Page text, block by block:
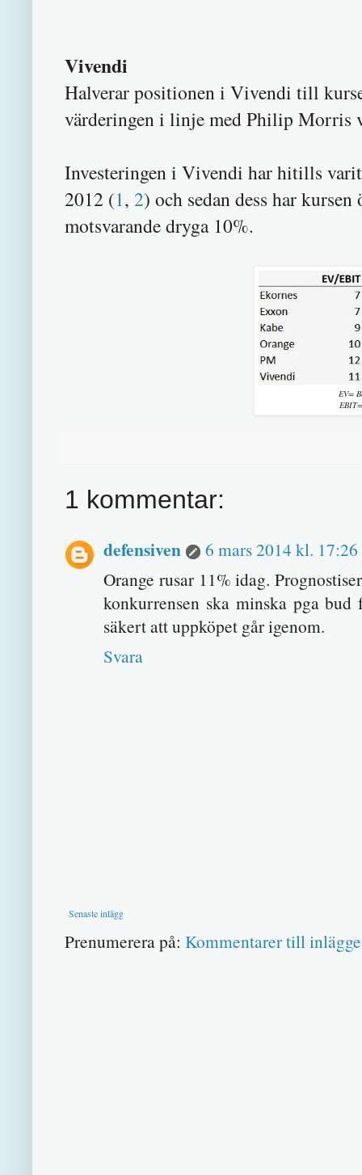
Vivendi
Halverar positionen i Vivendi till
värderingen i linje med Philip Morris
Investeringen i Vivendi har hitills
2012 (1, 2) och sedan dess har
motsvarande dryga 10%.
EV=
1 kommentar:
defensiven
6 mars 2014 kl. 17:26
Orange rusar 11% idag.
konkurrensen ska minska pga
säkert att uppköpet går igenom.
Svara
Senaste inlägg
Prenumerera på: Kommentarer till